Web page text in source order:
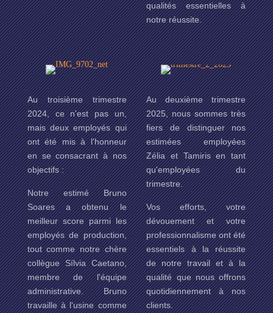
qualités essentielles à
notre réussite.
Au troisième trimestre
2024, ce n'est pas un,
mais deux employés qui
ont été mis à l'honneur
en se consacrant à nos
objectifs :
Notre estimé Bruno
Soares a obtenu le
meilleur score parmi les
employés de production,
tout comme notre chère
collègue Sílvia Caetano,
membre de l'équipe
administrative. Bruno
travaille à l'usine comme
Au deuxième trimestre
2025, nous sommes très
fiers de distinguer nos
estimées employées
Zélia et Tamiris en tant
qu'employées du
trimestre.
Vos efforts, votre
dévouement et votre
professionnalisme ont été
essentiels à la réussite
de notre travail et à la
qualité que nous offrons
quotidiennement à nos
clients.